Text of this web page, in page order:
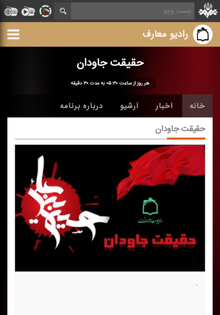
رادیو معارف
حقیقت جاودان
هر روز از ساعت ۰۵:۳۰ به مدت ۳۰ دقیقه
خانه اخبار آرشیو درباره برنامه
حقیقت جاودان
.